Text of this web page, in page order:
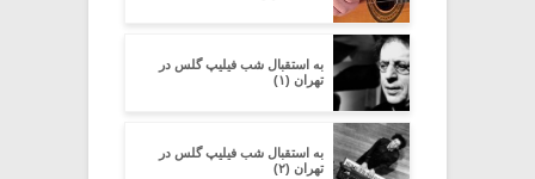
به استقبال شب فیلیپ گلس در
تهران (۱)
به استقبال شب فیلیپ گلس در
تهران (۲)